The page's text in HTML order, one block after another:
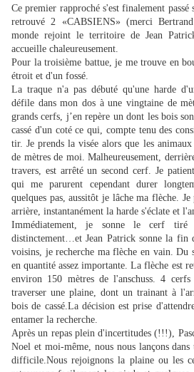
Ce premier rapproché s'est finalement passé
retrouvé 2 «CABSIENS» (merci
monde rejoint le territoire de Jean
accueille chaleureusement.
Pour la troisième battue, je me trouve en
étroit et d'un fossé.
La traque n'a pas débuté qu'une harde
défile dans mon dos à une vingtaine de
grands cerfs, j’en repère un dont les bois
cassé d'un coté ce qui, compte tenu des
tir. Je prends la visée alors que les
de mètres de moi. Malheureusement,
travers, est arrêté un second cerf. Je
qui me parurent cependant durer
quelques pas, aussitôt je lâche ma flèche.
arrière, instantanément la harde s'éclate et
Immédiatement, je sonne le cerf tiré
distinctement…et Jean Patrick sonne la fin
voisins, je recherche ma flèche en vain. Du
en quantité assez importante. La flèche est
environ 150 mètres de l'anschuss. 4
traverser une plaine, dont un trainant à
bois de cassé.La décision est prise
entamer la recherche.
Après un repas plein d'incertitudes (!!!),
Noel et moi-même, nous nous lançons dans
difficile.Nous rejoignons la plaine ou les